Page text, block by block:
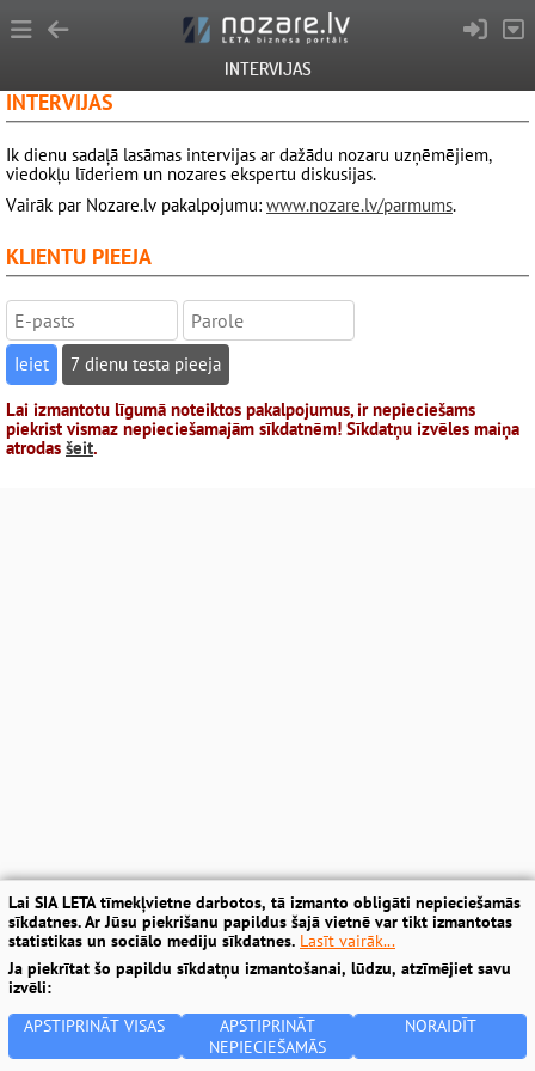
INTERVIJAS
INTERVIJAS
Ik dienu sadaļā lasāmas intervijas ar dažādu nozaru uzņēmējiem,
viedokļu līderiem un nozares ekspertu diskusijas.
Vairāk par Nozare.lv pakalpojumu: www.nozare.lv/parmums.
KLIENTU PIEEJA
7 dienu testa pieeja
Lai izmantotu līgumā noteiktos pakalpojumus, ir nepieciešams
piekrist vismaz nepieciešamajām sīkdatnēm! Sīkdatņu izvēles maiņa
atrodas šeit.
Lai SIA LETA tīmekļvietne darbotos, tā izmanto obligāti nepieciešamās
sīkdatnes. Ar Jūsu piekrišanu papildus šajā vietnē var tikt izmantotas
statistikas un sociālo mediju sīkdatnes. Lasīt vairāk...
Ja piekrītat šo papildu sīkdatņu izmantošanai, lūdzu, atzīmējiet savu
izvēli:
APSTIPRINĀT VISAS
APSTIPRINĀT
NEPIECIEŠAMĀS
NORAIDĪT